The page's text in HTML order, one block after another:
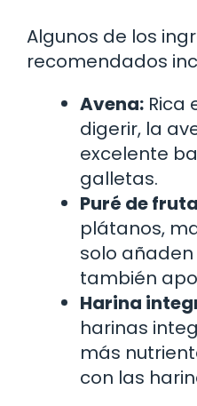
Algunos de los
recomendados
Avena: Rica
digerir, la
excelente
galletas.
Puré de
plátanos,
solo
también
Harina
harinas
más
con las